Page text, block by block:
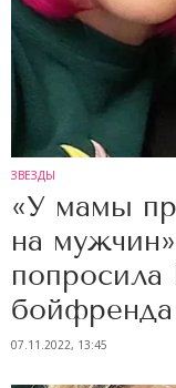
ЗВЕЗДЫ
«У мамы
на
бойфренда
07.11.2022, 13:45